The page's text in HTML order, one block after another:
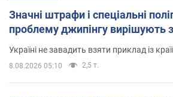
Значні штрафи і спеціальні
проблему джипінгу вирішують
Україні не завадить взяти приклад із
8.08.2026 05:10 2,5 т.